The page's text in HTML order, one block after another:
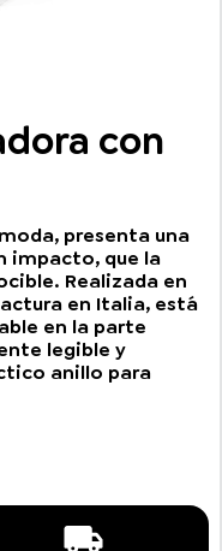
con
presenta una
impacto, que la
Realizada en
en Italia, está
en la parte
legible y
anillo para